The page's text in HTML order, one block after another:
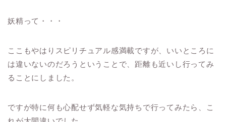
妖精って・・・
ここもやはりスピリチュアル感満載ですが、いいところに
は違いないのだろうということで、距離も近いし行ってみ
ることにしました。
ですが特に何も心配せず気軽な気持ちで行ってみたら、こ